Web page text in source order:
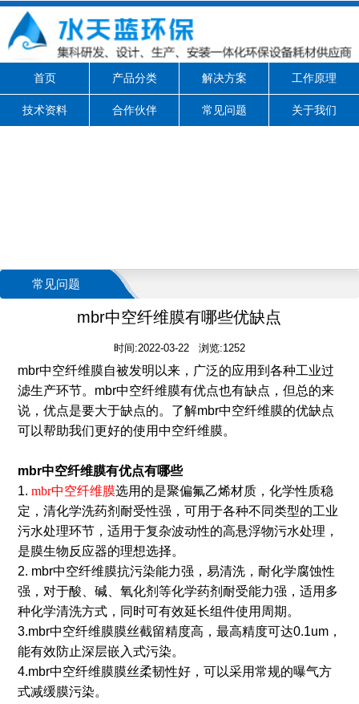
首页 产品分类 解决方案 工作原理
技术资料 合作伙伴 常见问题 关于我们
常见问题
mbr中空纤维膜有哪些优缺点
时间:2022-03-22 浏览:1252
mbr中空纤维膜自被发明以来，广泛的应用到各种工业过
滤生产环节。mbr中空纤维膜有优点也有缺点，但总的来
说，优点是要大于缺点的。了解mbr中空纤维膜的优缺点
可以帮助我们更好的使用中空纤维膜。
mbr中空纤维膜有优点有哪些
1. mbr中空纤维膜选用的是聚偏氟乙烯材质，化学性质稳
定，清化学洗药剂耐受性强，可用于各种不同类型的工业
污水处理环节，适用于复杂波动性的高悬浮物污水处理，
是膜生物反应器的理想选择。
2. mbr中空纤维膜抗污染能力强，易清洗，耐化学腐蚀性
强，对于酸、碱、氧化剂等化学药剂耐受能力强，适用多
种化学清洗方式，同时可有效延长组件使用周期。
3.mbr中空纤维膜膜丝截留精度高，最高精度可达0.1um，
能有效防止深层嵌入式污染。
4.mbr中空纤维膜膜丝柔韧性好，可以采用常规的曝气方
式减缓膜污染。